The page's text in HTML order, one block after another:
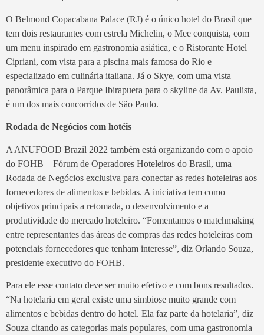
O Belmond Copacabana Palace (RJ) é o único hotel do Brasil que
tem dois restaurantes com estrela Michelin, o Mee conquista, com
um menu inspirado em gastronomia asiática, e o Ristorante Hotel
Cipriani, com vista para a piscina mais famosa do Rio e
especializado em culinária italiana. Já o Skye, com uma vista
panorâmica para o Parque Ibirapuera para o skyline da Av. Paulista,
é um dos mais concorridos de São Paulo.
Rodada de Negócios com hotéis
A ANUFOOD Brazil 2022 também está organizando com o apoio
do FOHB – Fórum de Operadores Hoteleiros do Brasil, uma
Rodada de Negócios exclusiva para conectar as redes hoteleiras aos
fornecedores de alimentos e bebidas. A iniciativa tem como
objetivos principais a retomada, o desenvolvimento e a
produtividade do mercado hoteleiro. “Fomentamos o matchmaking
entre representantes das áreas de compras das redes hoteleiras com
potenciais fornecedores que tenham interesse”, diz Orlando Souza,
presidente executivo do FOHB.
Para ele esse contato deve ser muito efetivo e com bons resultados.
“Na hotelaria em geral existe uma simbiose muito grande com
alimentos e bebidas dentro do hotel. Ela faz parte da hotelaria”, diz
Souza citando as categorias mais populares, com uma gastronomia